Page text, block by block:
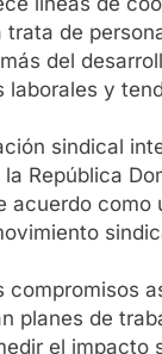
trata de
del
laborales y
sindical
República
acuerdo como
compromisos
planes de
el impacto